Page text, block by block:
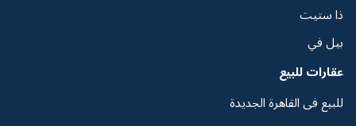
ذا ستيت
بيل في
عقارات للبيع
للبيع فى القاهرة الجديدة